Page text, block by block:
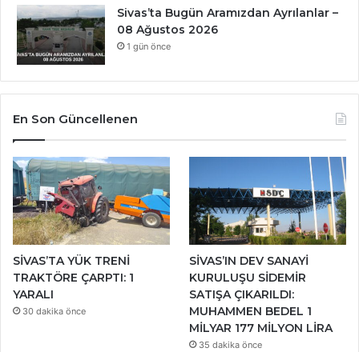
Sivas’ta Bugün Aramızdan Ayrılanlar –
08 Ağustos 2026
1 gün önce
En Son Güncellenen
SİVAS’TA YÜK TRENİ
TRAKTÖRE ÇARPTI: 1
YARALI
30 dakika önce
SİVAS’IN DEV SANAYİ
KURULUŞU SİDEMİR
SATIŞA ÇIKARILDI:
MUHAMMEN BEDEL 1
MİLYAR 177 MİLYON LİRA
35 dakika önce